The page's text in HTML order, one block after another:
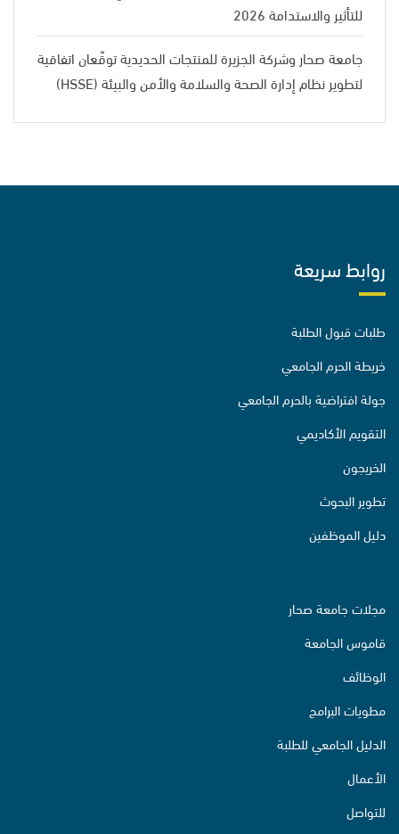
للتأثير والاستدامة 2026
جامعة صحار وشركة الجزيرة للمنتجات الحديدية توقّعان اتفاقية
لتطوير نظام إدارة الصحة والسلامة والأمن والبيئة (HSSE)
روابط سريعة
طلبات قبول الطلبة
خريطة الحرم الجامعي
جولة افتراضية بالحرم الجامعي
التقويم الأكاديمي
الخريجون
تطوير البحوث
دليل الموظفين
مجلات جامعة صحار
قاموس الجامعة
الوظائف
مطويات البرامج
الدليل الجامعي للطلبة
الأعمال
للتواصل